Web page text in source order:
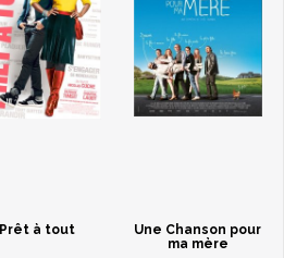
Prêt à tout
Une Chanson pour
ma mère